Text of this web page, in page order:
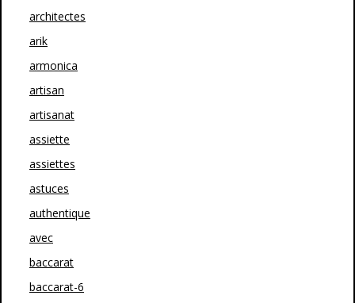
architectes
arik
armonica
artisan
artisanat
assiette
assiettes
astuces
authentique
avec
baccarat
baccarat-6